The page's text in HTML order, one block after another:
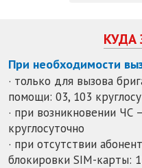
КУДА
При необходимости
· только для вызова
помощи: 03, 103
· при возникновении
круглосуточно
· при отсутствии
блокировки SIM-карты: